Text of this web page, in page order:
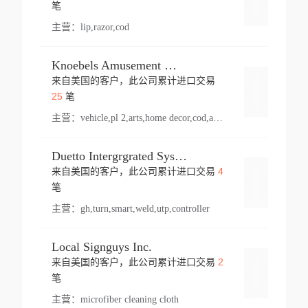
笔
主营： lip,razor,cod
Knoebels Amusement Resort
来自美国的客户，此公司累计进口交易
25笔
主营： vehicle,pl 2,arts,home decor,cod,amusement ride,sea
Duetto Intergrgrated Systems Inc.
来自美国的客户，此公司累计进口交易 4
笔
主营： gh,turn,smart,weld,utp,controller
Local Signguys Inc.
来自美国的客户，此公司累计进口交易 2
笔
主营： microfiber cleaning cloth